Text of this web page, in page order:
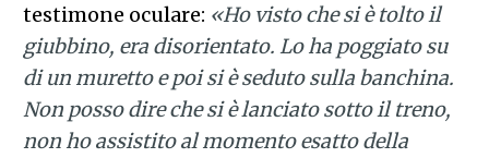
testimone oculare: «Ho visto che si è tolto il
giubbino, era disorientato. Lo ha poggiato su
di un muretto e poi si è seduto sulla banchina.
Non posso dire che si è lanciato sotto il treno,
non ho assistito al momento esatto della